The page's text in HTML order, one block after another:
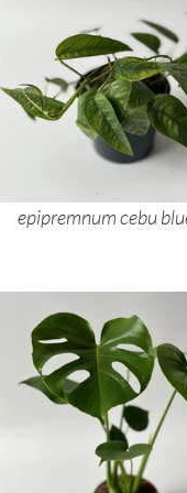
philodendron brasil 30,- 		epiphyllum anguliger 40,-